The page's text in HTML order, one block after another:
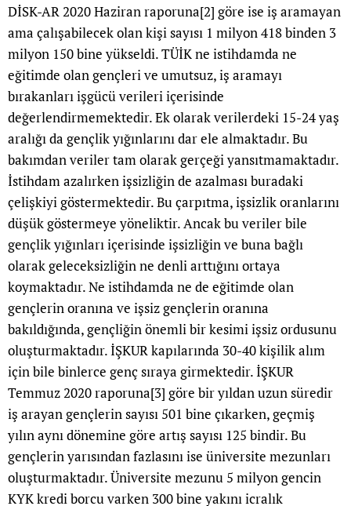
DİSK-AR 2020 Haziran raporuna[2] göre ise iş aramayan
ama çalışabilecek olan kişi sayısı 1 milyon 418 binden 3
milyon 150 bine yükseldi. TÜİK ne istihdamda ne
eğitimde olan gençleri ve umutsuz, iş aramayı
bırakanları işgücü verileri içerisinde
değerlendirmemektedir. Ek olarak verilerdeki 15-24 yaş
aralığı da gençlik yığınlarını dar ele almaktadır. Bu
bakımdan veriler tam olarak gerçeği yansıtmamaktadır.
İstihdam azalırken işsizliğin de azalması buradaki
çelişkiyi göstermektedir. Bu çarpıtma, işsizlik oranlarını
düşük göstermeye yöneliktir. Ancak bu veriler bile
gençlik yığınları içerisinde işsizliğin ve buna bağlı
olarak geleceksizliğin ne denli arttığını ortaya
koymaktadır. Ne istihdamda ne de eğitimde olan
gençlerin oranına ve işsiz gençlerin oranına
bakıldığında, gençliğin önemli bir kesimi işsiz ordusunu
oluşturmaktadır. İŞKUR kapılarında 30-40 kişilik alım
için bile binlerce genç sıraya girmektedir. İŞKUR
Temmuz 2020 raporuna[3] göre bir yıldan uzun süredir
iş arayan gençlerin sayısı 501 bine çıkarken, geçmiş
yılın aynı dönemine göre artış sayısı 125 bindir. Bu
gençlerin yarısından fazlasını ise üniversite mezunları
oluşturmaktadır. Üniversite mezunu 5 milyon gencin
KYK kredi borcu varken 300 bine yakını icralık